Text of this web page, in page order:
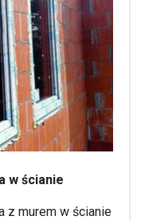
w ścianie
z murem w ścianie